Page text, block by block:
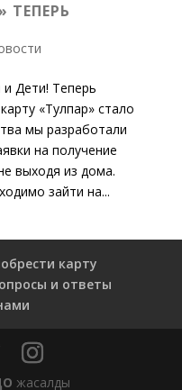
Дети! Теперь
«Тулпар» стало
мы разработали
на получение
выходя из дома.
зайти на...
карту
и ответы
жасалды